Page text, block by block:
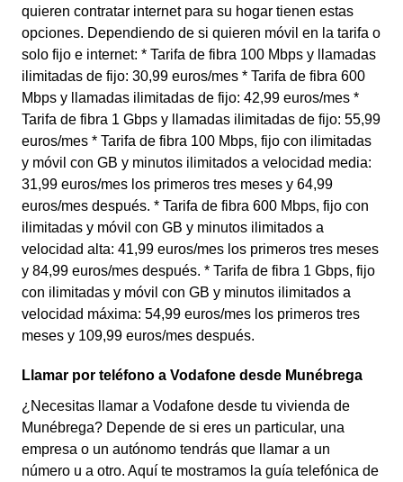
quieren contratar internet para su hogar tienen estas
opciones. Dependiendo de si quieren móvil en la tarifa o
solo fijo e internet: * Tarifa de fibra 100 Mbps y llamadas
ilimitadas de fijo: 30,99 euros/mes * Tarifa de fibra 600
Mbps y llamadas ilimitadas de fijo: 42,99 euros/mes *
Tarifa de fibra 1 Gbps y llamadas ilimitadas de fijo: 55,99
euros/mes * Tarifa de fibra 100 Mbps, fijo con ilimitadas
y móvil con GB y minutos ilimitados a velocidad media:
31,99 euros/mes los primeros tres meses y 64,99
euros/mes después. * Tarifa de fibra 600 Mbps, fijo con
ilimitadas y móvil con GB y minutos ilimitados a
velocidad alta: 41,99 euros/mes los primeros tres meses
y 84,99 euros/mes después. * Tarifa de fibra 1 Gbps, fijo
con ilimitadas y móvil con GB y minutos ilimitados a
velocidad máxima: 54,99 euros/mes los primeros tres
meses y 109,99 euros/mes después.
Llamar por teléfono a Vodafone desde Munébrega
¿Necesitas llamar a Vodafone desde tu vivienda de
Munébrega? Depende de si eres un particular, una
empresa o un autónomo tendrás que llamar a un
número u a otro. Aquí te mostramos la guía telefónica de